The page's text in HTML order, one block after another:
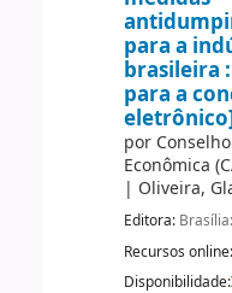
para a
brasileira
para a
por
Econômica
| Oliveira,
Editora:
Recursos online:
Disponibilidade: